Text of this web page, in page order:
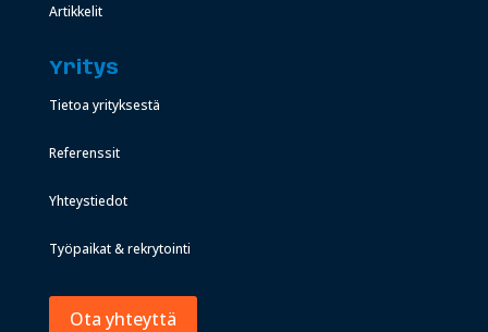
Artikkelit
Yritys
Tietoa yrityksestä
Referenssit
Yhteystiedot
Työpaikat & rekrytointi
Ota yhteyttä